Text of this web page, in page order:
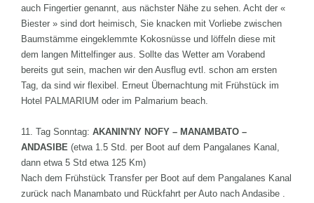
auch Fingertier genannt, aus nächster Nähe zu sehen. Acht der «
Biester » sind dort heimisch, Sie knacken mit Vorliebe zwischen
Baumstämme eingeklemmte Kokosnüsse und löffeln diese mit
dem langen Mittelfinger aus. Sollte das Wetter am Vorabend
bereits gut sein, machen wir den Ausflug evtl. schon am ersten
Tag, da sind wir flexibel. Erneut Übernachtung mit Frühstück im
Hotel PALMARIUM oder im Palmarium beach.
11. Tag Sonntag: AKANIN'NY NOFY – MANAMBATO –
ANDASIBE (etwa 1.5 Std. per Boot auf dem Pangalanes Kanal,
dann etwa 5 Std etwa 125 Km)
Nach dem Frühstück Transfer per Boot auf dem Pangalanes Kanal
zurück nach Manambato und Rückfahrt per Auto nach Andasibe .